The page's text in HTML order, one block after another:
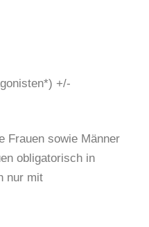
+/-
Frauen sowie Männer
obligatorisch in
nur mit